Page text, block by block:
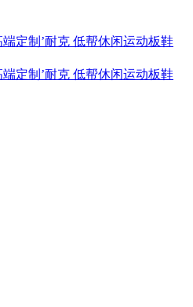
定制’耐克 低帮休闲运动板鞋
定制’耐克 低帮休闲运动板鞋